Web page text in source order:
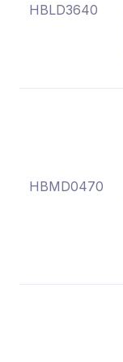
HBLD3640
HBMD0470